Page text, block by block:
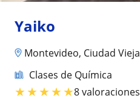
Yaiko
Montevideo, Ciudad Vieja
Clases de Química
★★★★★8 valoraciones